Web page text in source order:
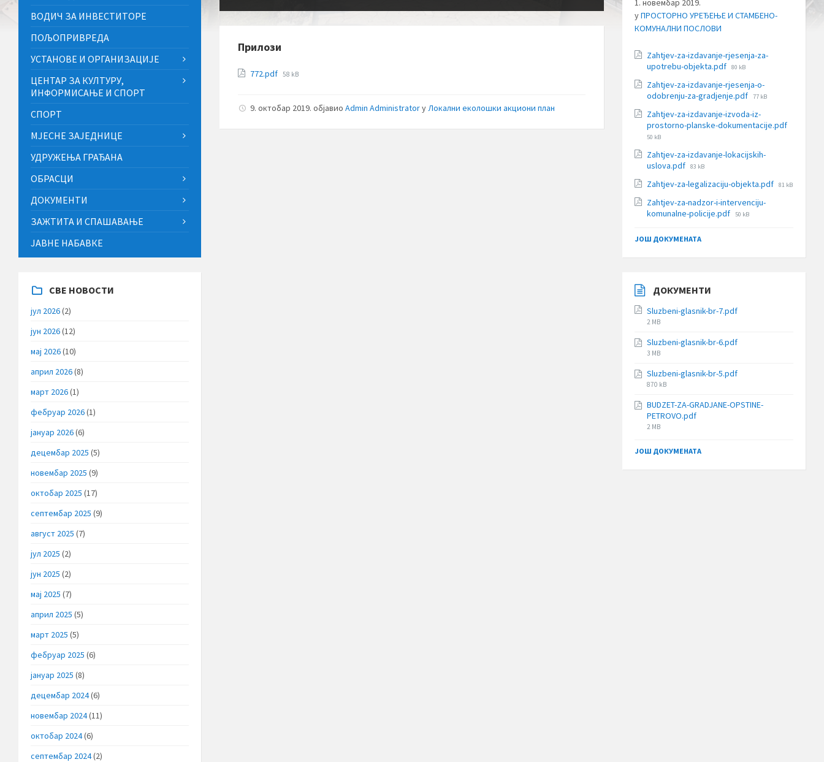
Прилози
772.pdf File
58 kB
9. октобар 2019.објавиоAdmin AdministratorуЛокални еколошки акциони план
ВОДИЧ ЗА ИНВЕСТИТОРЕ
ПОЉОПРИВРЕДА
УСТАНОВЕ И ОРГАНИЗАЦИЈЕ
ЦЕНТАР ЗА КУЛТУРУ,
ИНФОРМИСАЊЕ И СПОРТ
СПОРТ
МЈЕСНЕ ЗАЈЕДНИЦЕ
УДРУЖЕЊА ГРАЂАНА
ОБРАСЦИ
ДОКУМЕНТИ
ЗАЖТИТА И СПАШАВАЊЕ
ЈАВНЕ НАБАВКЕ
СВЕ НОВОСТИ
јул 2026(2)
јун 2026(12)
мај 2026(10)
април 2026(8)
март 2026(1)
фебруар 2026(1)
јануар 2026(6)
децембар 2025 (5)
новембар 2025 (9)
октобар 2025 (17)
септембар 2025 (9)
август 2025 (7)
јул 2025 (2)
јун 2025 (2)
мај 2025 (7)
април 2025 (5)
март 2025 (5)
фебруар 2025 (6)
јануар 2025 (8)
децембар 2024(6)
новембар 2024(11)
октобар 2024(6)
септембар 2024(2)
1. новембар 2019.
уПРОСТОРНО УРЕЂЕЊЕ И СТАМБЕНО-
КОМУНАЛНИ ПОСЛОВИ
Zahtjev-za-izdavanje-rjesenja-za-
upotrebu-objekta.pdf File
80 kB
Zahtjev-za-izdavanje-rjesenja-o-
odobrenju-za-gradjenje.pdf File
77 kB
Zahtjev-za-izdavanje-izvoda-iz-
prostorno-planske-dokumentacije.pdf
50 kB
Zahtjev-za-izdavanje-lokacijskih-
uslova.pdf File
83 kB
Zahtjev-za-legalizaciju-objekta.pdf File
81 kB
Zahtjev-za-nadzor-i-intervenciju-
komunalne-policije.pdf File
50 kB
ЈОШ ДОКУМЕНАТА
ДОКУМЕНТИ
Sluzbeni-glasnik-br-7.pdf
File
2 MB
Sluzbeni-glasnik-br-6.pdf
File
3 MB
Sluzbeni-glasnik-br-5.pdf
File
870 kB
BUDZET-ZA-GRADJANE-OPSTINE-
PETROVO.pdf
File
2 MB
ЈОШ ДОКУМЕНАТА